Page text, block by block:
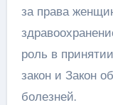
за права
роль в
закон и Закон
болезней.